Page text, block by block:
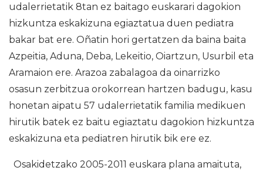
udalerrietatik 8tan ez baitago euskarari dagokion
hizkuntza eskakizuna egiaztatua duen pediatra
bakar bat ere. Oñatin hori gertatzen da baina baita
Azpeitia, Aduna, Deba, Lekeitio, Oiartzun, Usurbil eta
Aramaion ere. Arazoa zabalagoa da oinarrizko
osasun zerbitzua orokorrean hartzen badugu, kasu
honetan aipatu 57 udalerrietatik familia medikuen
hirutik batek ez baitu egiaztatu dagokion hizkuntza
eskakizuna eta pediatren hirutik bik ere ez.
Osakidetzako 2005-2011 euskara plana amaituta,